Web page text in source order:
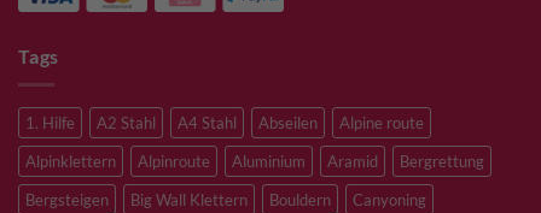
Tags
1. Hilfe A2 Stahl A4 Stahl Abseilen
Alpine route
Alpinklettern
Alpinroute Aluminium Aramid
Bergrettung
Bergsteigen
Big Wall Klettern Bouldern
Canyoning